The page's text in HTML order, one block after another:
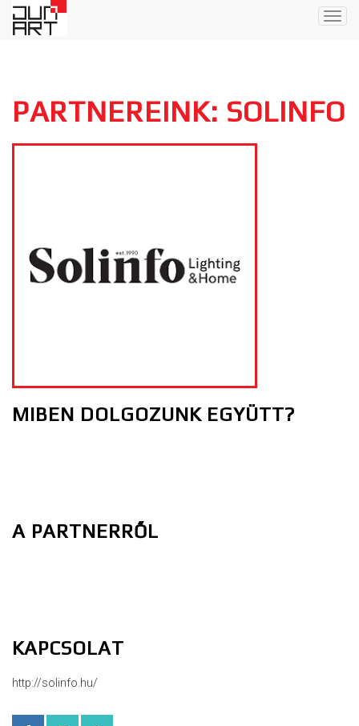
PARTNEREINK: SOLINFO
MIBEN DOLGOZUNK EGYÜTT?
A PARTNERRŐL
KAPCSOLAT
http://solinfo.hu/